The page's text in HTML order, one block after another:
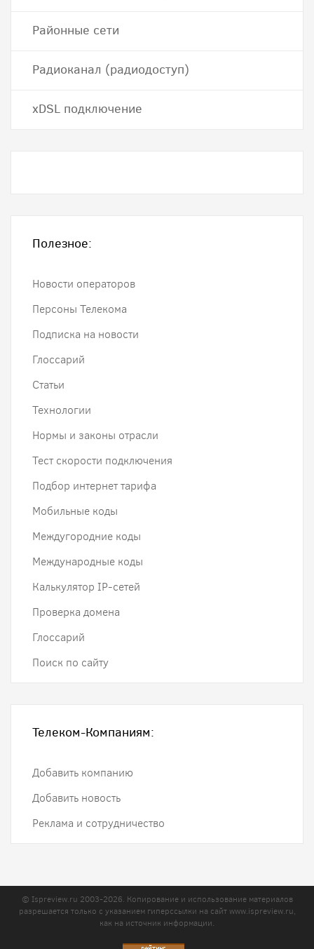
Районные сети
Радиоканал (радиодоступ)
хDSL подключение
Полезное:
Новости операторов
Персоны Телекома
Подписка на новости
Глоссарий
Статьи
Технологии
Нормы и законы отрасли
Тест скорости подключения
Подбор интернет тарифа
Мобильные коды
Междугородние коды
Международные коды
Калькулятор IP-сетей
Проверка домена
Глоссарий
Поиск по сайту
Телеком-Компаниям:
Добавить компанию
Добавить новость
Реклама и сотрудничество
© Ispreview.ru 2003-2026. Копирование и использование материалов
разрешается только с указанием гиперссылки на сайтwww.ispreview.ru,
как на источник информации.